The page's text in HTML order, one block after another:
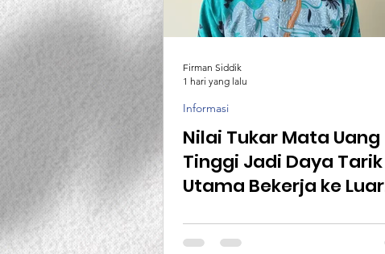
Nilai Tukar Mata Uang
Tinggi Jadi Daya Tarik
Utama Bekerja ke Luar
Informasi
Firman Siddik
1 hari yang lalu